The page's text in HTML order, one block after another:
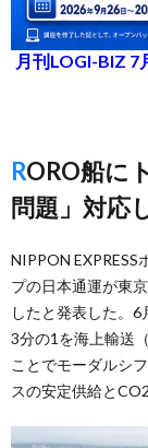
月刊LOGI-BIZ 7
RORO船にトラックのみ搭載、「2024年
問題」対応
NIPPON
プの日本通運が東
したと発表した。
3分の1を海上輸送
ことでモーダルシ
スの安定供給と